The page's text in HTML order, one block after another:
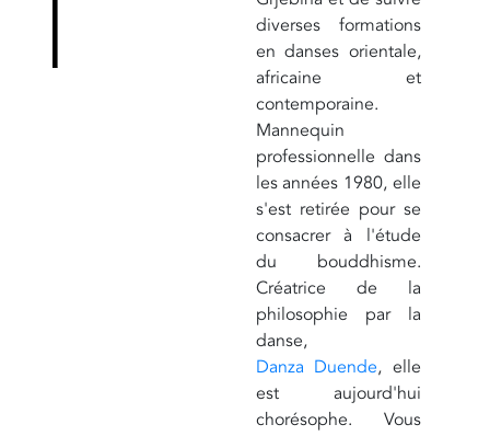
diverses formations
en danses orientale,
africaine et
contemporaine.
Mannequin
professionnelle dans
les années 1980, elle
s'est retirée pour se
consacrer à l'étude
du bouddhisme.
Créatrice de la
philosophie par la
danse,
Danza Duende, elle
est aujourd'hui
chorésophe. Vous